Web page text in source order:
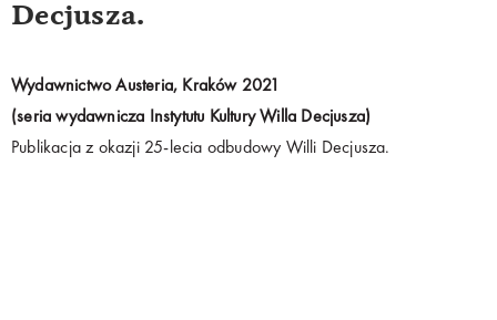
Decjusza.
Wydawnictwo Austeria, Kraków 2021
(seria wydawnicza Instytutu Kultury Willa Decjusza)
Publikacja z okazji 25-lecia odbudowy Willi Decjusza.